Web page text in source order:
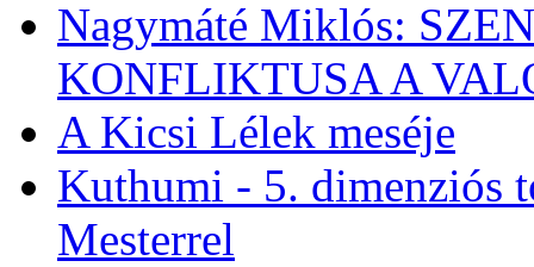
Nagymáté Miklós:
KONFLIKTUSA A
A Kicsi Lélek meséje
Kuthumi - 5. dimenziós
Mesterrel